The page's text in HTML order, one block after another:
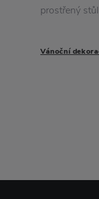
prostřený
Vánoční